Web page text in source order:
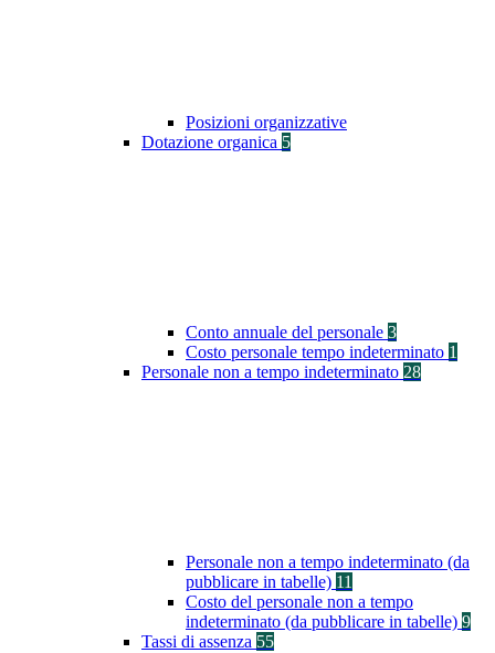
Posizioni organizzative
Dotazione organica 5
Conto annuale del personale 3
Costo personale tempo indeterminato 1
Personale non a tempo indeterminato 28
Personale non a tempo indeterminato (da
pubblicare in tabelle) 11
Costo del personale non a tempo
indeterminato (da pubblicare in tabelle) 9
Tassi di assenza 55